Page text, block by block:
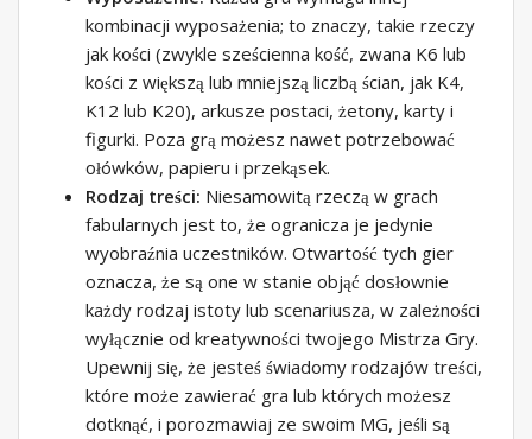
kombinacji wyposażenia; to znaczy, takie rzeczy
jak kości (zwykle sześcienna kość, zwana K6 lub
kości z większą lub mniejszą liczbą ścian, jak K4,
K12 lub K20), arkusze postaci, żetony, karty i
figurki. Poza grą możesz nawet potrzebować
ołówków, papieru i przekąsek.
Rodzaj treści: Niesamowitą rzeczą w grach
fabularnych jest to, że ogranicza je jedynie
wyobraźnia uczestników. Otwartość tych gier
oznacza, że ​​są one w stanie objąć dosłownie
każdy rodzaj istoty lub scenariusza, w zależności
wyłącznie od kreatywności twojego Mistrza Gry.
Upewnij się, że jesteś świadomy rodzajów treści,
które może zawierać gra lub których możesz
dotknąć, i porozmawiaj ze swoim MG, jeśli są